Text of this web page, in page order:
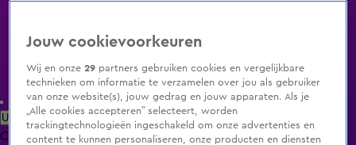
Uitzending Gemist Populaire programma's Zenders Genres
ClipsFilmsRadioSmart TV inlogShop
Jouw cookievoorkeuren
Wij en onze29 partners gebruiken cookies en vergelijkbare
technieken om informatie te verzamelen over jou als gebruiker
van onze website(s), jouw gedrag en jouw apparaten. Als je
„Alle cookies accepteren” selecteert, worden
trackingtechnologieën ingeschakeld om onze advertenties en
content te kunnen personaliseren, onze producten en diensten